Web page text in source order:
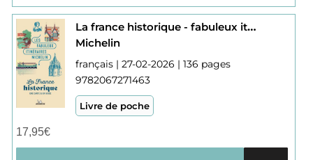
La france historique - fabuleux itineraires
Michelin
français | 27-02-2026 | 136 pages
9782067271463
Livre de poche
17,95€